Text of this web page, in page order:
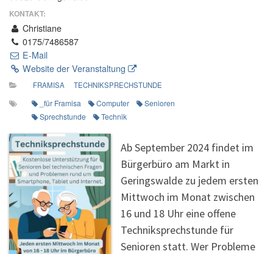
KONTAKT:
Christiane
0175/7486587
E-Mail
Website der Veranstaltung
FRAMISA TECHNIKSPRECHSTUNDE
_für Framisa Computer
Senioren
Sprechstunde
Technik
Ab September 2024 findet im
Bürgerbüro am Markt in
Geringswalde zu jedem ersten
Mittwoch im Monat zwischen
16 und 18 Uhr eine offene
Techniksprechstunde für
Senioren statt. Wer Probleme